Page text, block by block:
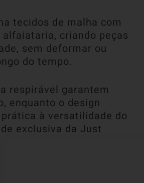
tecidos de malha com
criando peças
sem deformar ou
do tempo.
respirável garantem
enquanto o design
à versatilidade do
exclusiva da Just